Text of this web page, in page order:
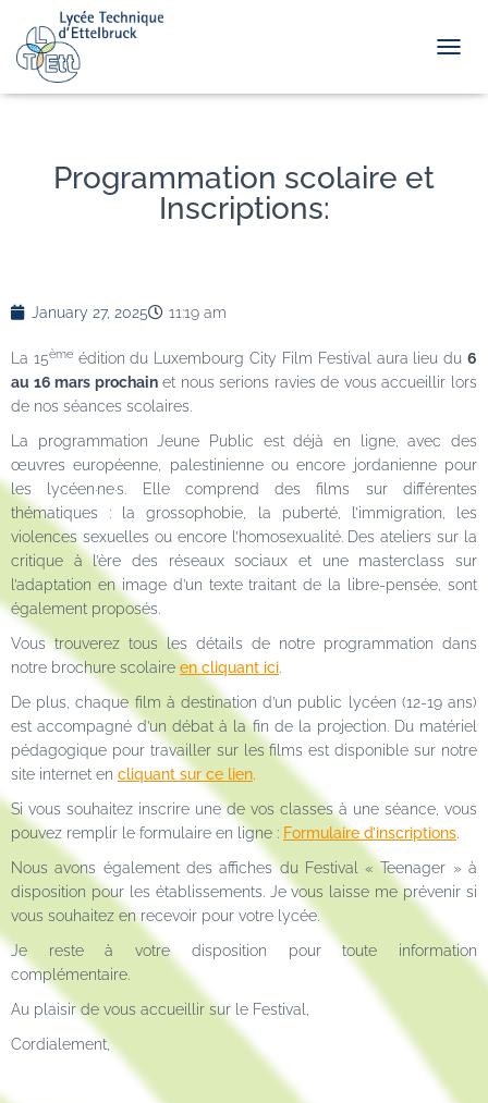
Programmation scolaire et
Inscriptions:
January 27, 2025 11:19 am
La 15ème édition du Luxembourg City Film Festival aura lieu du 6
au 16 mars prochain et nous serions ravies de vous accueillir lors
de nos séances scolaires.
La programmation Jeune Public est déjà en ligne, avec des
œuvres européenne, palestinienne ou encore jordanienne pour
les lycéen·ne·s. Elle comprend des films sur différentes
thématiques : la grossophobie, la puberté, l’immigration, les
violences sexuelles ou encore l’homosexualité. Des ateliers sur la
critique à l’ère des réseaux sociaux et une masterclass sur
l’adaptation en image d’un texte traitant de la libre-pensée, sont
également proposés.
Vous trouverez tous les détails de notre programmation dans
notre brochure scolaire en cliquant ici
De plus, chaque film à destination d’un public lycéen (12-19 ans)
est accompagné d’un débat à la fin de la projection. Du matériel
pédagogique pour travailler sur les films est disponible sur notre
site internet en cliquant sur ce lien
Si vous souhaitez inscrire une de vos classes à une séance, vous
pouvez remplir le formulaire en ligne : Formulaire d’inscriptions
Nous avons également des affiches du Festival « Teenager » à
disposition pour les établissements. Je vous laisse me prévenir si
vous souhaitez en recevoir pour votre lycée.
Je reste à votre disposition pour toute information
complémentaire.
Au plaisir de vous accueillir sur le Festival,
Cordialement,